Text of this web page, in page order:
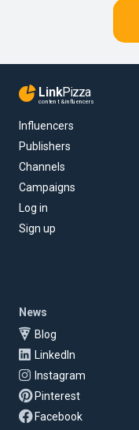
LinkPizza
content & influencers
Influencers
Publishers
Channels
Campaigns
Log in
Sign up
News
Blog
LinkedIn
Instagram
Pinterest
Facebook